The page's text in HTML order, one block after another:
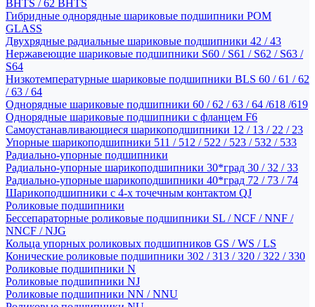
BHTS / 62 BHTS
Гибридные однорядные шариковые подшипники POM
GLASS
Двухрядные радиальные шариковые подшипники 42 / 43
Нержавеющие шариковые подшипники S60 / S61 / S62 / S63 /
S64
Низкотемпературные шариковые подшипники BLS 60 / 61 / 62
/ 63 / 64
Однорядные шариковые подшипники 60 / 62 / 63 / 64 /618 /619
Однорядные шариковые подшипники с фланцем F6
Самоустанавливающиеся шарикоподшипники 12 / 13 / 22 / 23
Упорные шарикоподшипники 511 / 512 / 522 / 523 / 532 / 533
Радиально-упорные подшипники
Радиально-упорные шарикоподшипники 30*град 30 / 32 / 33
Радиально-упорные шарикоподшипники 40*град 72 / 73 / 74
Шарикоподшипники с 4-х точечным контактом QJ
Роликовые подшипники
Бессепараторные роликовые подшипники SL / NCF / NNF /
NNCF / NJG
Кольца упорных роликовых подшипников GS / WS / LS
Конические роликовые подшипники 302 / 313 / 320 / 322 / 330
Роликовые подшипники N
Роликовые подшипники NJ
Роликовые подшипники NN / NNU